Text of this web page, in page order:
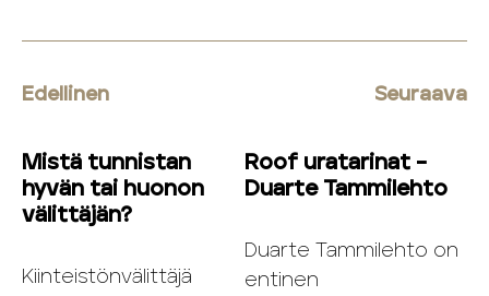
Edellinen
Mistä tunnistan
hyvän tai huonon
välittäjän?
Kiinteistönvälittäjä
Seuraava
Roof uratarinat –
Duarte Tammilehto
Duarte Tammilehto on
entinen